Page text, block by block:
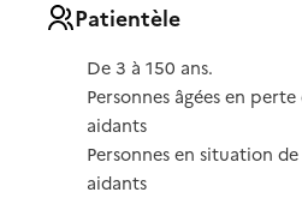
Patientèle
De 3 à 150 ans.
Personnes âgées en
aidants
Personnes en situation
aidants